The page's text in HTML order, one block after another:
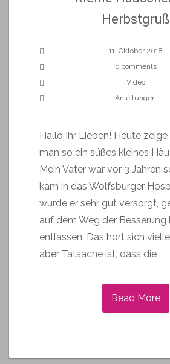
Herbstgruß
11. Oktober 2018
0 comments
Video
Anleitungen
Hallo Ihr Lieben! Heute
man so ein süßes kleines
Mein Vater war vor 3 Jahren
kam in das Wolfsburger
wurde er sehr gut versorgt,
auf dem Weg der Besserung
entlassen. Das hört sich
aber Tatsache ist, dass die
Read More